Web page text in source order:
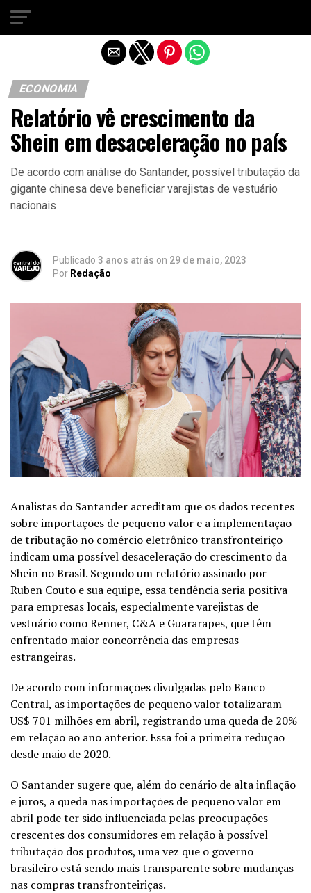
ECONOMIA
Relatório vê crescimento da
Shein em desaceleração no país
De acordo com análise do Santander, possível tributação da
gigante chinesa deve beneficiar varejistas de vestuário
nacionais
Publicado 3 anos atrás on 29 de maio, 2023
Por Redação
Analistas do Santander acreditam que os dados recentes
sobre importações de pequeno valor e a implementação
de tributação no comércio eletrônico transfronteiriço
indicam uma possível desaceleração do crescimento da
Shein no Brasil. Segundo um relatório assinado por
Ruben Couto e sua equipe, essa tendência seria positiva
para empresas locais, especialmente varejistas de
vestuário como Renner, C&A e Guararapes, que têm
enfrentado maior concorrência das empresas
estrangeiras.
De acordo com informações divulgadas pelo Banco
Central, as importações de pequeno valor totalizaram
US$ 701 milhões em abril, registrando uma queda de 20%
em relação ao ano anterior. Essa foi a primeira redução
desde maio de 2020.
O Santander sugere que, além do cenário de alta inflação
e juros, a queda nas importações de pequeno valor em
abril pode ter sido influenciada pelas preocupações
crescentes dos consumidores em relação à possível
tributação dos produtos, uma vez que o governo
brasileiro está sendo mais transparente sobre mudanças
nas compras transfronteiriças.